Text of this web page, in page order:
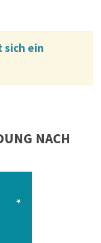
sich ein
NACH